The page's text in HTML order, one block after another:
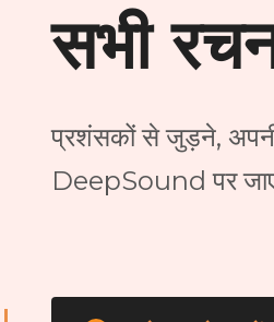
सभी
प्रशंसकों से जुड़ने,
DeepSound पर